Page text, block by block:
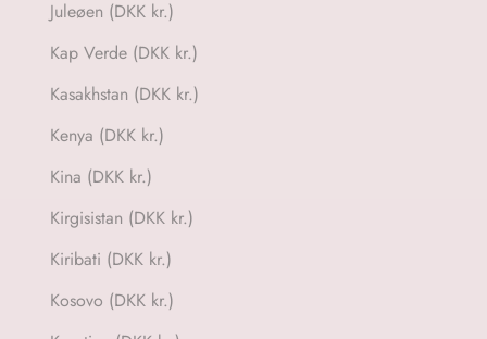
Juleøen (DKK kr.)
Kap Verde (DKK kr.)
Kasakhstan (DKK kr.)
Kenya (DKK kr.)
Kina (DKK kr.)
Kirgisistan (DKK kr.)
Kiribati (DKK kr.)
Kosovo (DKK kr.)